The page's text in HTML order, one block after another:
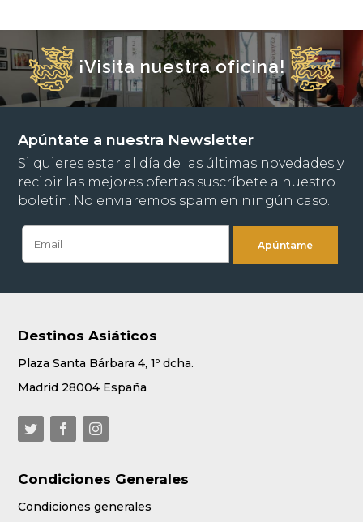
¡Visita nuestra oficina!
Apúntate a nuestra Newsletter
Si quieres estar al día de las últimas novedades y
recibir las mejores ofertas suscríbete a nuestro
boletín. No enviaremos spam en ningún caso.
Destinos Asiáticos
Plaza Santa Bárbara 4, 1º dcha.
Madrid 28004 España
Condiciones Generales
Condiciones generales